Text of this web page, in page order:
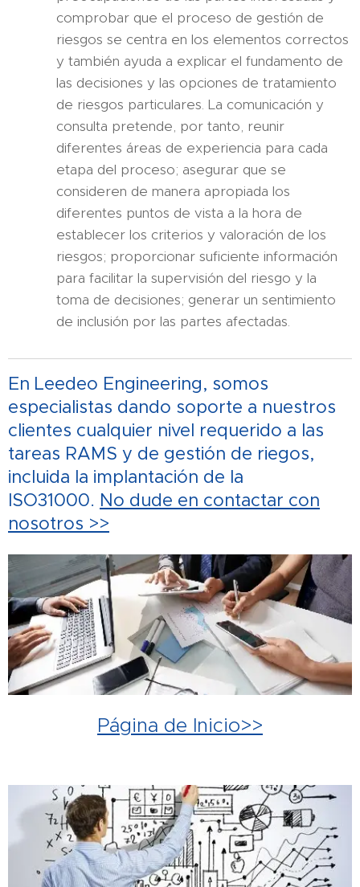
comprobar que el proceso de gestión de
riesgos se centra en los elementos correctos
y también ayuda a explicar el fundamento de
las decisiones y las opciones de tratamiento
de riesgos particulares. La comunicación y
consulta pretende, por tanto, reunir
diferentes áreas de experiencia para cada
etapa del proceso; asegurar que se
consideren de manera apropiada los
diferentes puntos de vista a la hora de
establecer los criterios y valoración de los
riesgos; proporcionar suficiente información
para facilitar la supervisión del riesgo y la
toma de decisiones; generar un sentimiento
de inclusión por las partes afectadas.
En Leedeo Engineering, somos
especialistas dando soporte a nuestros
clientes cualquier nivel requerido a las
tareas RAMS y de gestión de riegos,
incluida la implantación de la
ISO31000. No dude en contactar con
nosotros >>
Página de Inicio>>